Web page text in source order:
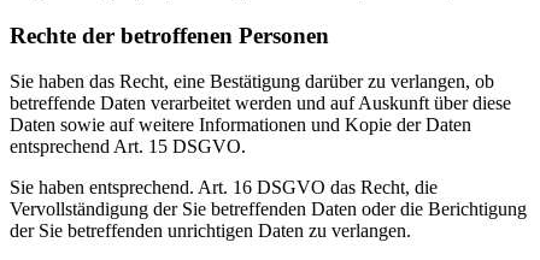
Rechte der betroffenen Personen
Sie haben das Recht, eine Bestätigung darüber zu verlangen, ob
betreffende Daten verarbeitet werden und auf Auskunft über diese
Daten sowie auf weitere Informationen und Kopie der Daten
entsprechend Art. 15 DSGVO.
Sie haben entsprechend. Art. 16 DSGVO das Recht, die
Vervollständigung der Sie betreffenden Daten oder die Berichtigung
der Sie betreffenden unrichtigen Daten zu verlangen.